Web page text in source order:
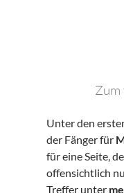
Unter den
der Fänger für
für eine Seite,
offensichtlich
Treffer unter